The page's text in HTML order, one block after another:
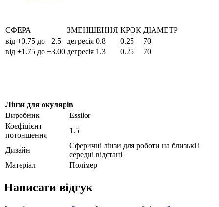
СФЕРА ЗМЕНШЕННЯ КРОК ДІАМЕТР
від +0.75 до +2.5
дегресія 0.8 0.25
70
від +1.75 до +3.00 дегресія 1.3 0.25 70
Лінзи для окулярів
Виробник
Essilor
Коєфіцієнт
потоншення
1.5
Дизайн
Сферичні лінзи для роботи на близькі і
середні відстані
Матеріал
Полімер
Написати відгук